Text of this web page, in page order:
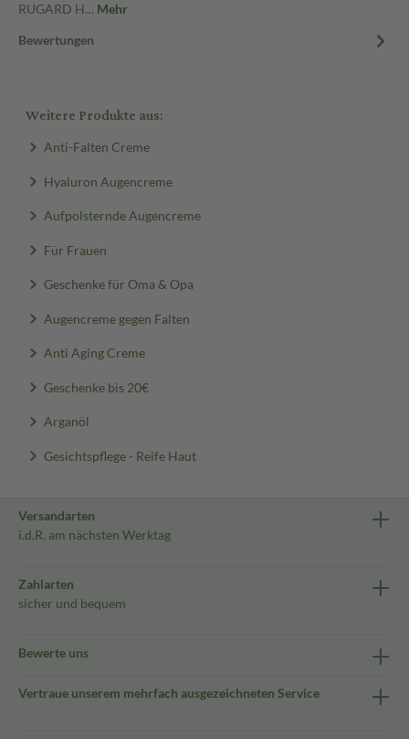
RUGARD H… Mehr
Bewertungen
Weitere Produkte aus:
Anti-Falten Creme
Hyaluron Augencreme
Aufpolsternde Augencreme
Für Frauen
Geschenke für Oma & Opa
Augencreme gegen Falten
Anti Aging Creme
Geschenke bis 20€
Arganöl
Gesichtspflege - Reife Haut
Versandarten
i.d.R. am nächsten Werktag
Zahlarten
sicher und bequem
Bewerte uns
Vertraue unserem mehrfach ausgezeichneten Service